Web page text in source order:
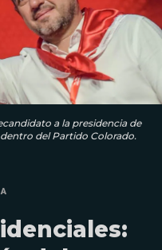
a la presidencia de
del Partido Colorado.